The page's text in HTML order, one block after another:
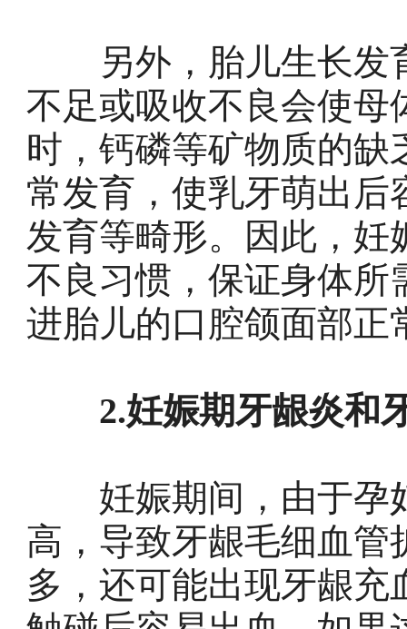
另外，胎儿生长发
不足或吸收不良会使母
时，钙磷等矿物质的
常发育，使乳牙萌出后
发育等畸形。因此，妊
不良习惯，保证身体所
进胎儿的口腔颌面部正
2.妊娠期牙龈炎和
妊娠期间，由于孕
高，导致牙龈毛细血管
多，还可能出现牙龈